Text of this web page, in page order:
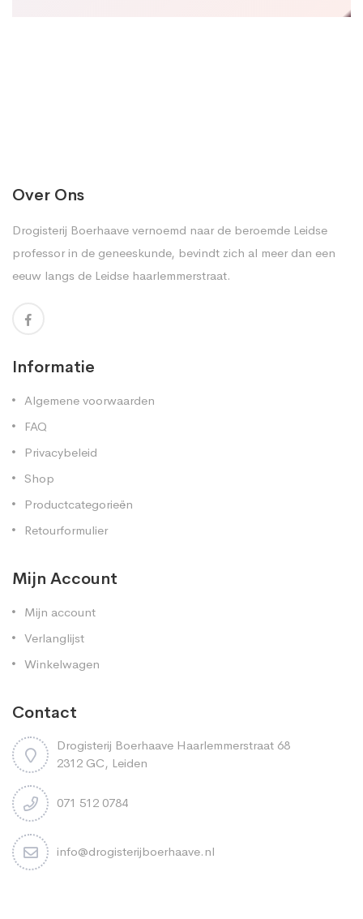
Over Ons
Drogisterij Boerhaave vernoemd naar de beroemde Leidse
professor in de geneeskunde, bevindt zich al meer dan een
eeuw langs de Leidse haarlemmerstraat.
Informatie
Algemene voorwaarden
FAQ
Privacybeleid
Shop
Productcategorieën
Retourformulier
Mijn Account
Mijn account
Verlanglijst
Winkelwagen
Contact
Drogisterij Boerhaave Haarlemmerstraat 68
2312 GC, Leiden
071 512 0784
info@drogisterijboerhaave.nl